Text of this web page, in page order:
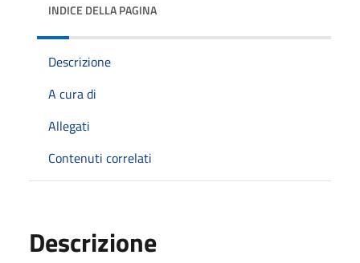
INDICE DELLA PAGINA
Descrizione
A cura di
Allegati
Contenuti correlati
Descrizione